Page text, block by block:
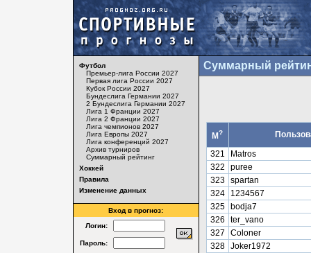
Футбол
Премьер-лига России 2027
Первая лига России 2027
Кубок России 2027
Бундеслига Германии 2027
2 Бундеслига Германии 2027
Лига 1 Франции 2027
Лига 2 Франции 2027
Лига чемпионов 2027
Лига Европы 2027
Лига конференций 2027
Архив турниров
Суммарный рейтинг
Хоккей
Правила
Изменение данных
Вход в прогноз:
Логин:
Пароль:
Суммарный
М?
321
Matros
322
puree
323 spartan
324
1234567
325
bodja7
326
ter_vano
327
Coloner
328 Joker1972